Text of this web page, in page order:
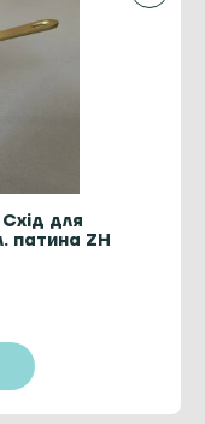
для
патина ZH